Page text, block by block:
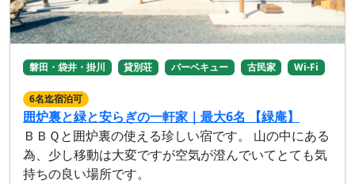
磐田・袋井・掛川 貸別荘 バーベキュー 古民家 Wi-Fi
6名迄宿泊可
囲炉裏と緑と安らぎの一軒家｜最大6名 【緑庵】
ＢＢＱと囲炉裏の使える珍しい宿です。 山の中にある
為、少し移動は大変ですが空気が澄んでいてとても気
持ちの良い場所です。